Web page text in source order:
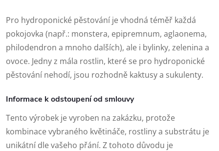
Pro hydroponické pěstování je vhodná téměř každá
pokojovka (např.: monstera, epipremnum, aglaonema,
philodendron a mnoho dalších), ale i bylinky, zelenina a
ovoce. Jedny z mála rostlin, které se pro hydroponické
pěstování nehodí, jsou rozhodně kaktusy a sukulenty.
Informace k odstoupení od smlouvy
Tento výrobek je vyroben na zakázku, protože
kombinace vybraného květináče, rostliny a substrátu je
unikátní dle vašeho přání. Z tohoto důvodu je